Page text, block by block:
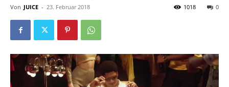
Von JUICE - 23. Februar 2018 0
1018